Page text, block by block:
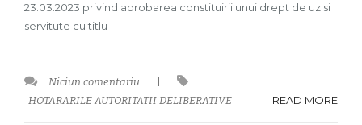
23.03.2023 privind aprobarea constituirii unui drept de uz si
servitute cu titlu
Niciun comentariu
HOTARARILE AUTORITATII DELIBERATIVE
READ MORE